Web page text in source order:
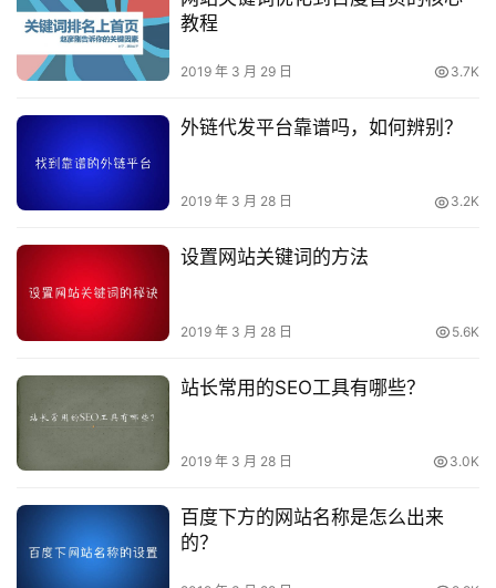
教程
2019 年 3 月 29 日 3.7K
外链代发平台靠谱吗，如何辨别？
2019 年 3 月 28 日 3.2K
设置网站关键词的方法
2019 年 3 月 28 日 5.6K
站长常用的SEO工具有哪些？
2019 年 3 月 28 日 3.0K
百度下方的网站名称是怎么出来
的？